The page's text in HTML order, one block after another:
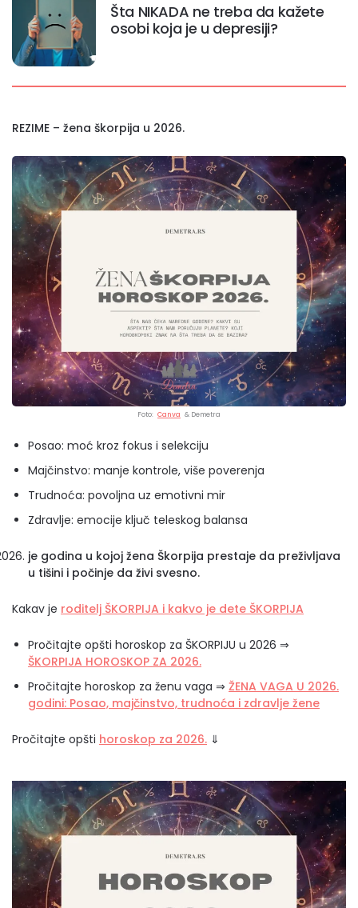
Šta NIKADA ne treba da kažete
osobi koja je u depresiji?
REZIME – žena škorpija u 2026.
Foto: Canva & Demetra
Posao: moć kroz fokus i selekciju
Majčinstvo: manje kontrole, više poverenja
Trudnoća: povoljna uz emotivni mir
Zdravlje: emocije ključ teleskog balansa
je godina u kojoj žena Škorpija prestaje da preživljava
u tišini i počinje da živi svesno.
Kakav je roditelj ŠKORPIJA i kakvo je dete ŠKORPIJA
Pročitajte opšti horoskop za ŠKORPIJU u 2026 ⇒
ŠKORPIJA HOROSKOP ZA 2026.
Pročitajte horoskop za ženu vaga ⇒ ŽENA VAGA U 2026.
godini: Posao, majčinstvo, trudnoća i zdravlje žene
Pročitajte opšti horoskop za 2026. ⇓